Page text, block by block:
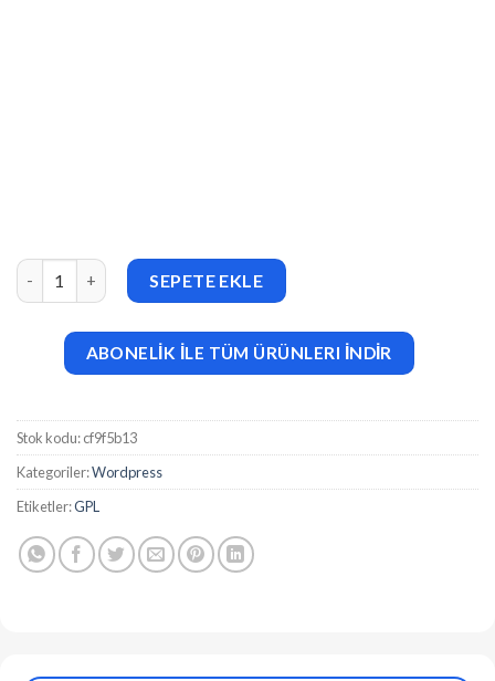
SiteSpy v8.4 The Most Complete Visitor Analytics & SEO Tools
SEPETE EKLE
ABONELİK İLE TÜM ÜRÜNLERI İNDİR
Stok kodu:cf9f5b13
Kategoriler:Wordpress
Etiketler:GPL